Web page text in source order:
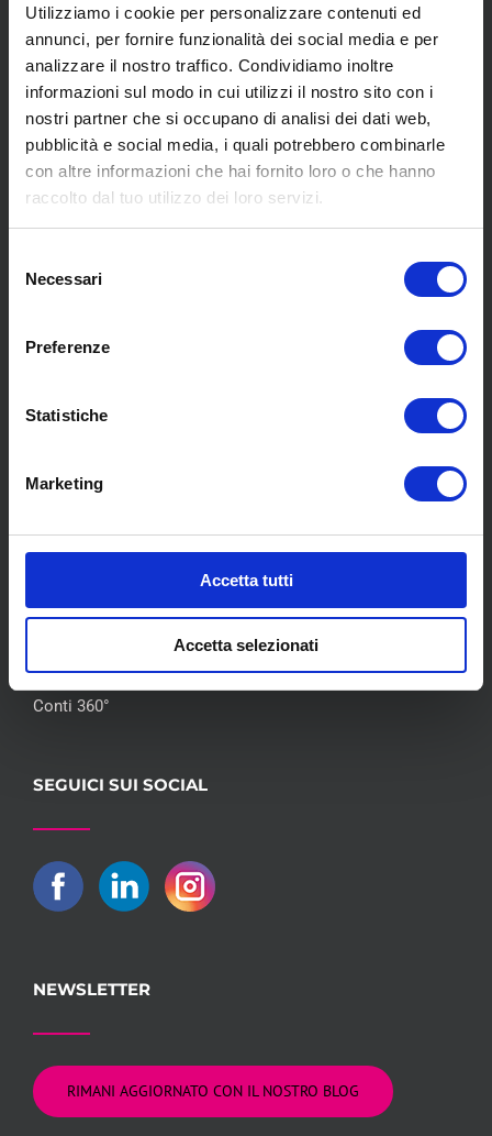
Utilizziamo i cookie per personalizzare contenuti ed
annunci, per fornire funzionalità dei social media e per
analizzare il nostro traffico. Condividiamo inoltre
informazioni sul modo in cui utilizzi il nostro sito con i
nostri partner che si occupano di analisi dei dati web,
pubblicità e social media, i quali potrebbero combinarle
con altre informazioni che hai fornito loro o che hanno
raccolto dal tuo utilizzo dei loro servizi.
delNecessari
Preferenze
Statistiche
Marketing
Accetta tutti
Accetta selezionati
SCOPRI I NOSTRI CENTRI
MENU
Chi siamo
Servizi
Blog
Contatti
Conti 360°
SEGUICI SUI SOCIAL
NEWSLETTER
RIMANI AGGIORNATO CON IL NOSTRO BLOG